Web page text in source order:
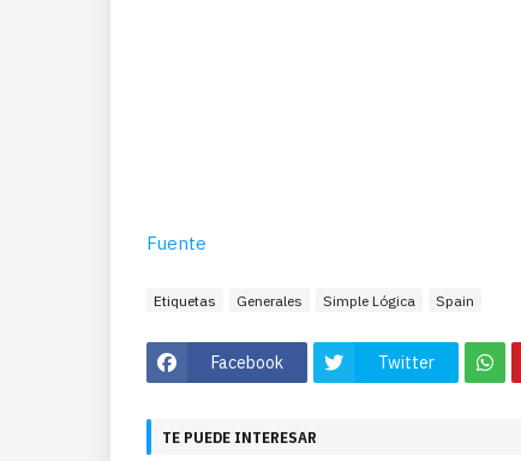
Fuente
Etiquetas Generales Simple Lógica Spain
Facebook Twitter
TE PUEDE INTERESAR